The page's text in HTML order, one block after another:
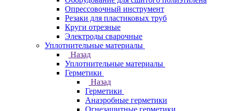
Опрессовочный инструмент
Резаки для пластиковых труб
Круги отрезные
Электроды сварочные
Уплотнительные материалы
Назад
Уплотнительные материалы
Герметики
Назад
Герметики
Анаэробные герметики
Огнезащитные герметики